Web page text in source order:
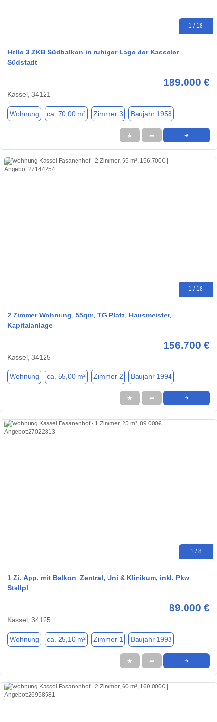
1 / 18
Helle 3 ZKB Südbalkon in ruhiger Lage der Kasseler
Südstadt
189.000 €
Kassel, 34121
Wohnung ca. 70,00 m² Zimmer 3 Baujahr 1958
★ ➦ ➜
1 / 18
2 Zimmer Wohnung, 55qm, TG Platz, Hausmeister,
Kapitalanlage
156.700 €
Kassel, 34125
Wohnung ca. 55,00 m² Zimmer 2 Baujahr 1994
★ ➦ ➜
1 / 8
1 Zi. App. mit Balkon, Zentral, Uni & Klinikum, inkl. Pkw
Stellpl
89.000 €
Kassel, 34125
Wohnung ca. 25,10 m² Zimmer 1 Baujahr 1993
★ ➦ ➜